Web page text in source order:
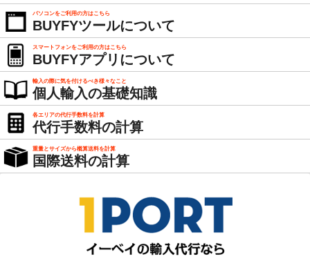
パソコンをご利用の方はこちら
BUYFYツールについて
スマートフォンをご利用の方はこちら
BUYFYアプリについて
輸入の際に気を付けるべき様々なこと
個人輸入の基礎知識
各エリアの代行手数料を計算
代行手数料の計算
重量とサイズから概算送料を計算
国際送料の計算